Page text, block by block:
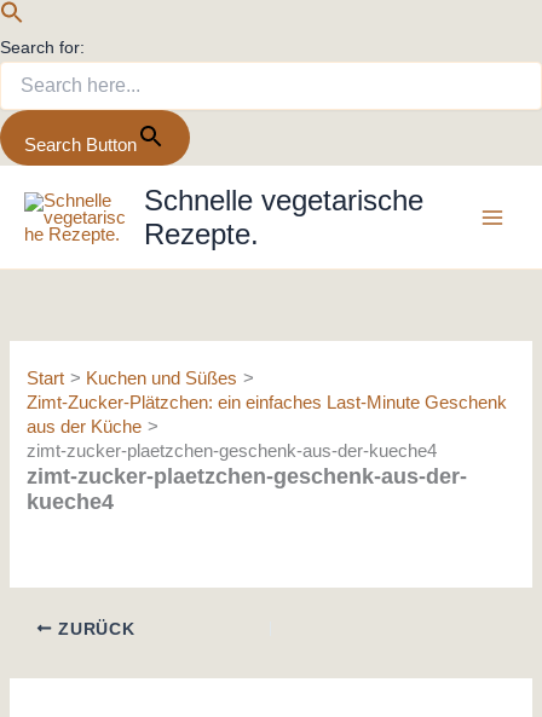
Search for:
Search Button
Inhalt
springen
Schnelle vegetarische
Rezepte.
Start
Kuchen und Süßes
Zimt-Zucker-Plätzchen: ein einfaches Last-Minute Geschenk
aus der Küche
zimt-zucker-plaetzchen-geschenk-aus-der-kueche4
zimt-zucker-plaetzchen-geschenk-aus-der-
kueche4
ZURÜCK